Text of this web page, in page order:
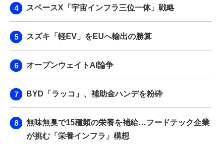
スペースX「宇宙インフラ三位一体」戦略
スズキ「軽EV」をEUへ輸出の勝算
オープンウェイトAI論争
BYD「ラッコ」、補助金ハンデを粉砕
無味無臭で15種類の栄養を補給…フードテック企業
が挑む「栄養インフラ」構想